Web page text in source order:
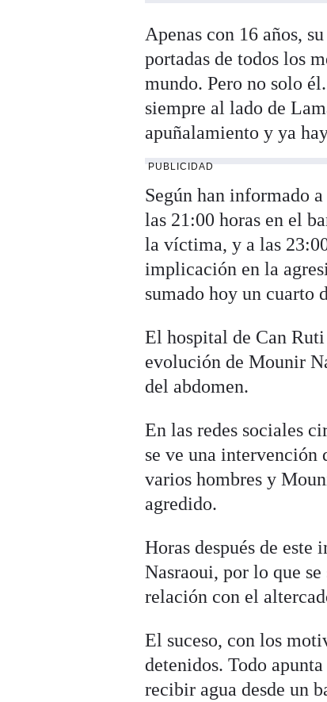
Apenas con 16 años,
portadas de todos los
mundo. Pero no solo
siempre al lado de
apuñalamiento y ya
PUBLICIDAD
Según han informado a
las 21:00 horas en el
la víctima, y a las
implicación en la
sumado hoy un cuarto
El hospital de Can
evolución de Mounir
del abdomen.
En las redes sociales
se ve una
varios hombres y
agredido.
Horas después de
Nasraoui, por lo que
relación con el
El suceso, con los
detenidos. Todo
recibir agua desde un